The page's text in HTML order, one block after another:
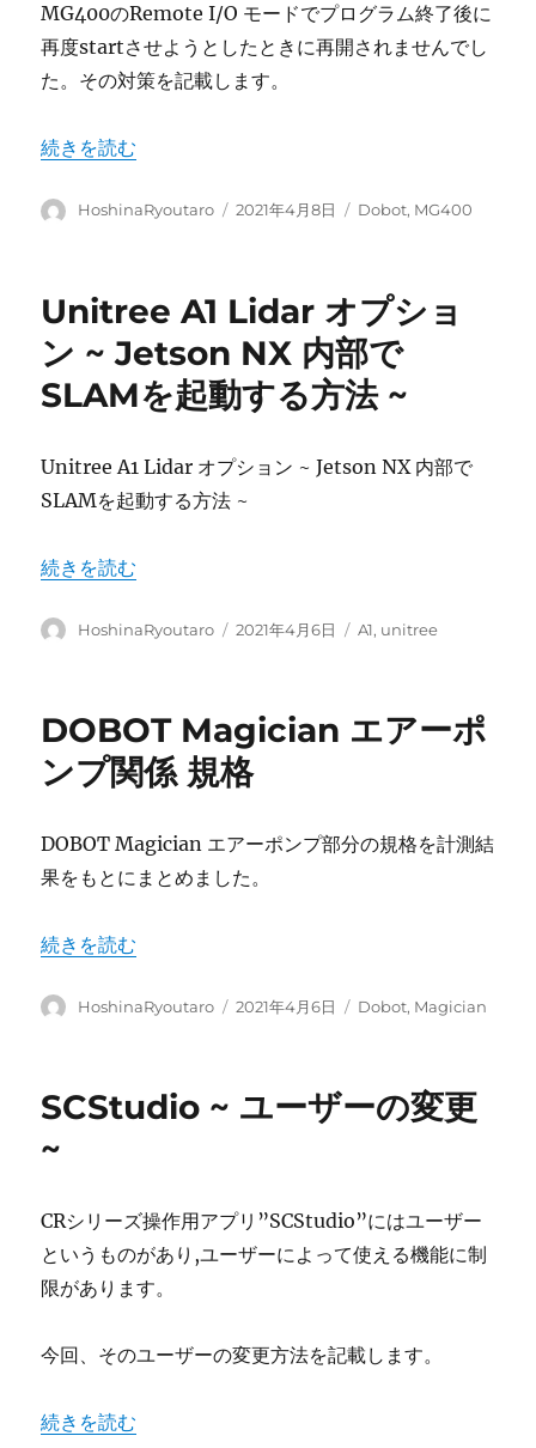
MG400のRemote I/O モードでプログラム終了後に
再度startさせようとしたときに再開されませんでし
た。その対策を記載します。
“MG400 Remote Control でプログラムが再開できない
続きを読む
投
HoshinaRyoutaro
投
2021年4月8日
カ
ー
Dobot, MG400
Unitree A1 Lidar オプショ
ン ~ Jetson NX 内部で
SLAMを起動する方法 ~
Unitree A1 Lidar オプション ~ Jetson NX 内部で
SLAMを起動する方法 ~
“Unitree A1 Lidar オプション ~ Jetson NX 内部で
続きを読む
投
HoshinaRyoutaro
投
2021年4月6日
カ
ー
A1, unitree
DOBOT Magician エアーポ
ンプ関係 規格
DOBOT Magician エアーポンプ部分の規格を計測結
果をもとにまとめました。
“DOBOT Magician エアーポンプ関係 規格” の
続きを読む
投
HoshinaRyoutaro
投
2021年4月6日
カ
ー
Dobot, Magician
SCStudio ~ ユーザーの変更
~
CRシリーズ操作用アプリ”SCStudio”にはユーザー
というものがあり,ユーザーによって使える機能に制
限があります。
今回、そのユーザーの変更方法を記載します。
“SCStudio ~ ユーザーの変更 ~” の
続きを読む